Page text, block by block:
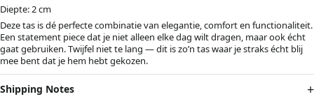
Diepte: 2 cm
Deze tas is dé perfecte combinatie van elegantie, comfort en functionaliteit.
Een statement piece dat je niet alleen elke dag wilt dragen, maar ook écht
gaat gebruiken. Twijfel niet te lang — dit is zo’n tas waar je straks écht blij
mee bent dat je hem hebt gekozen.
Shipping Notes